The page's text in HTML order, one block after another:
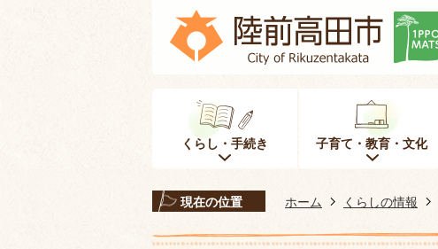
くらし・手続き 子育て・教育・文化
現在の位置 ホーム くらしの情報